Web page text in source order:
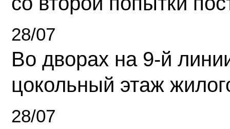
28/07
Во дворах на 9-й
цокольный этаж
28/07